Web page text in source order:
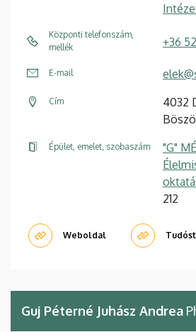
Központi telefonszám,
mellék
+36
E-mail
Cím
4032
Épület, emelet, szobaszám
"G"
212
Weboldal
Guj Péterné Juhász Andrea